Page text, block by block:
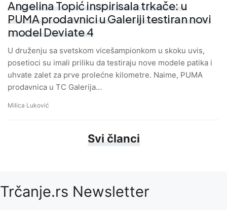
Angelina Topić inspirisala trkače: u
PUMA prodavnici u Galeriji testiran novi
model Deviate 4
U druženju sa svetskom vicešampionkom u skoku uvis,
posetioci su imali priliku da testiraju nove modele patika i
uhvate zalet za prve prolećne kilometre. Naime, PUMA
prodavnica u TC Galerija…
Milica Luković
Svi članci
Trčanje.rs Newsletter